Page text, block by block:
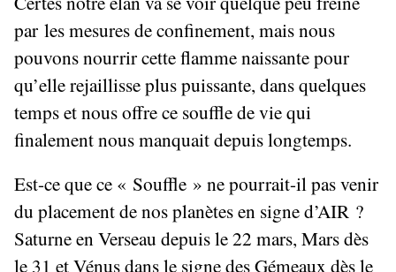
par les mesures de confinement, mais nous
pouvons nourrir cette flamme naissante pour
qu’elle rejaillisse plus puissante, dans quelques
temps et nous offre ce souffle de vie qui
finalement nous manquait depuis longtemps.
Est-ce que ce « Souffle » ne pourrait-il pas venir
du placement de nos planètes en signe d’AIR ?
Saturne en Verseau depuis le 22 mars, Mars dès
le 31 et Vénus dans le signe des Gémeaux dès le